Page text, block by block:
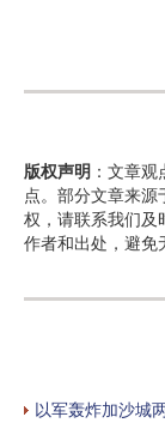
版权声明 ：文章
点。部分文章来
权，请联系我们及
作者和出处，避免
以军轰炸加沙城